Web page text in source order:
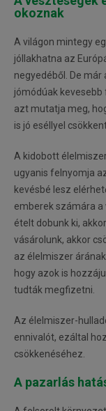
okoznak
A világon mintegy
jóllakhatna az
negyedéből. De
jómódúak
azt mutatja meg,
is jó eséllyel
A kidobott
ugyanis felnyomja
kevésbé lesz
emberek számára a
ételt dobunk ki,
vásárolunk, akkor
az élelmiszer
hogy azok is
tudták megfizetni.
Az élelmiszer-
ennivalót, ezáltal
csökkenéséhez.
A pazarlás